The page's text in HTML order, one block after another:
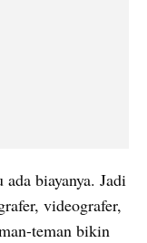
biayanya. Jadi
videografer,
teman bikin